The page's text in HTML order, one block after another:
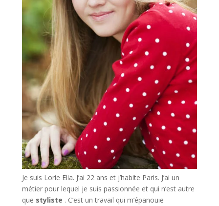
Je suis Lorie Elia. J’ai 22 ans et j’habite Paris. J’ai un
métier pour lequel je suis passionnée et qui n’est autre
que styliste . C’est un travail qui m’épanouie